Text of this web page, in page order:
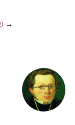
) →